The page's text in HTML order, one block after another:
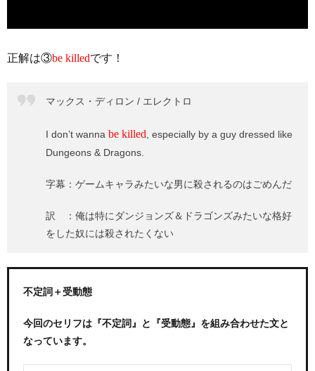
正解は③be killedです！
マックス・ディロン / エレクトロ
I don’t wanna be killed , especially by a guy dressed like
Dungeons & Dragons.
字幕：ゲームキャラみたいな男に殺されるのはごめんだ
訳 ：俺は特にダンジョンズ＆ドラゴンズみたいな格好
をした奴には殺されたくない
不定詞＋受動態
今回のセリフは『不定詞』と『受動態』を組み合わせた文と
なっています。